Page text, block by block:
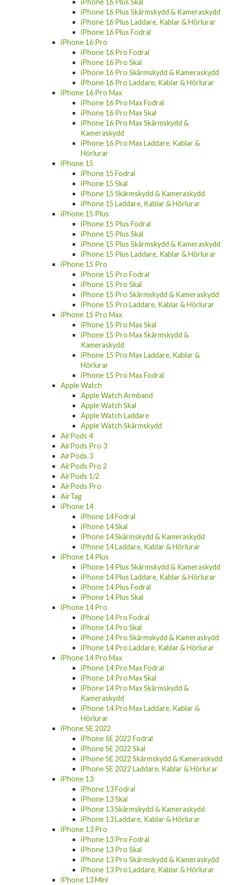
iPhone 16 Plus Skal
iPhone 16 Plus Skärmskydd & Kameraskydd
iPhone 16 Plus Laddare, Kablar & Hörlurar
iPhone 16 Plus Fodral
iPhone 16 Pro
iPhone 16 Pro Fodral
iPhone 16 Pro Skal
iPhone 16 Pro Skärmskydd & Kameraskydd
iPhone 16 Pro Laddare, Kablar & Hörlurar
iPhone 16 Pro Max
iPhone 16 Pro Max Fodral
iPhone 16 Pro Max Skal
iPhone 16 Pro Max Skärmskydd &
Kameraskydd
iPhone 16 Pro Max Laddare, Kablar &
Hörlurar
iPhone 15
iPhone 15 Fodral
iPhone 15 Skal
iPhone 15 Skärmskydd & Kameraskydd
iPhone 15 Laddare, Kablar & Hörlurar
iPhone 15 Plus
iPhone 15 Plus Fodral
iPhone 15 Plus Skal
iPhone 15 Plus Skärmskydd & Kameraskydd
iPhone 15 Plus Laddare, Kablar & Hörlurar
iPhone 15 Pro
iPhone 15 Pro Fodral
iPhone 15 Pro Skal
iPhone 15 Pro Skärmskydd & Kameraskydd
iPhone 15 Pro Laddare, Kablar & Hörlurar
iPhone 15 Pro Max
iPhone 15 Pro Max Skal
iPhone 15 Pro Max Skärmskydd &
Kameraskydd
iPhone 15 Pro Max Laddare, Kablar &
Hörlurar
iPhone 15 Pro Max Fodral
Apple Watch
Apple Watch Armband
Apple Watch Skal
Apple Watch Laddare
Apple Watch Skärmskydd
AirPods 4
AirPods Pro 3
AirPods 3
AirPods Pro 2
AirPods 1/2
AirPods Pro
AirTag
iPhone 14
iPhone 14 Fodral
iPhone 14 Skal
iPhone 14 Skärmskydd & Kameraskydd
iPhone 14 Laddare, Kablar & Hörlurar
iPhone 14 Plus
iPhone 14 Plus Skärmskydd & Kameraskydd
iPhone 14 Plus Laddare, Kablar & Hörlurar
iPhone 14 Plus Fodral
iPhone 14 Plus Skal
iPhone 14 Pro
iPhone 14 Pro Fodral
iPhone 14 Pro Skal
iPhone 14 Pro Skärmskydd & Kameraskydd
iPhone 14 Pro Laddare, Kablar & Hörlurar
iPhone 14 Pro Max
iPhone 14 Pro Max Fodral
iPhone 14 Pro Max Skal
iPhone 14 Pro Max Skärmskydd &
Kameraskydd
iPhone 14 Pro Max Laddare, Kablar &
Hörlurar
iPhone SE 2022
iPhone SE 2022 Fodral
iPhone SE 2022 Skal
iPhone SE 2022 Skärmskydd & Kameraskydd
iPhone SE 2022 Laddare, Kablar & Hörlurar
iPhone 13
iPhone 13 Fodral
iPhone 13 Skal
iPhone 13 Skärmskydd & Kameraskydd
iPhone 13 Laddare, Kablar & Hörlurar
iPhone 13 Pro
iPhone 13 Pro Fodral
iPhone 13 Pro Skal
iPhone 13 Pro Skärmskydd & Kameraskydd
iPhone 13 Pro Laddare, Kablar & Hörlurar
iPhone 13 Mini